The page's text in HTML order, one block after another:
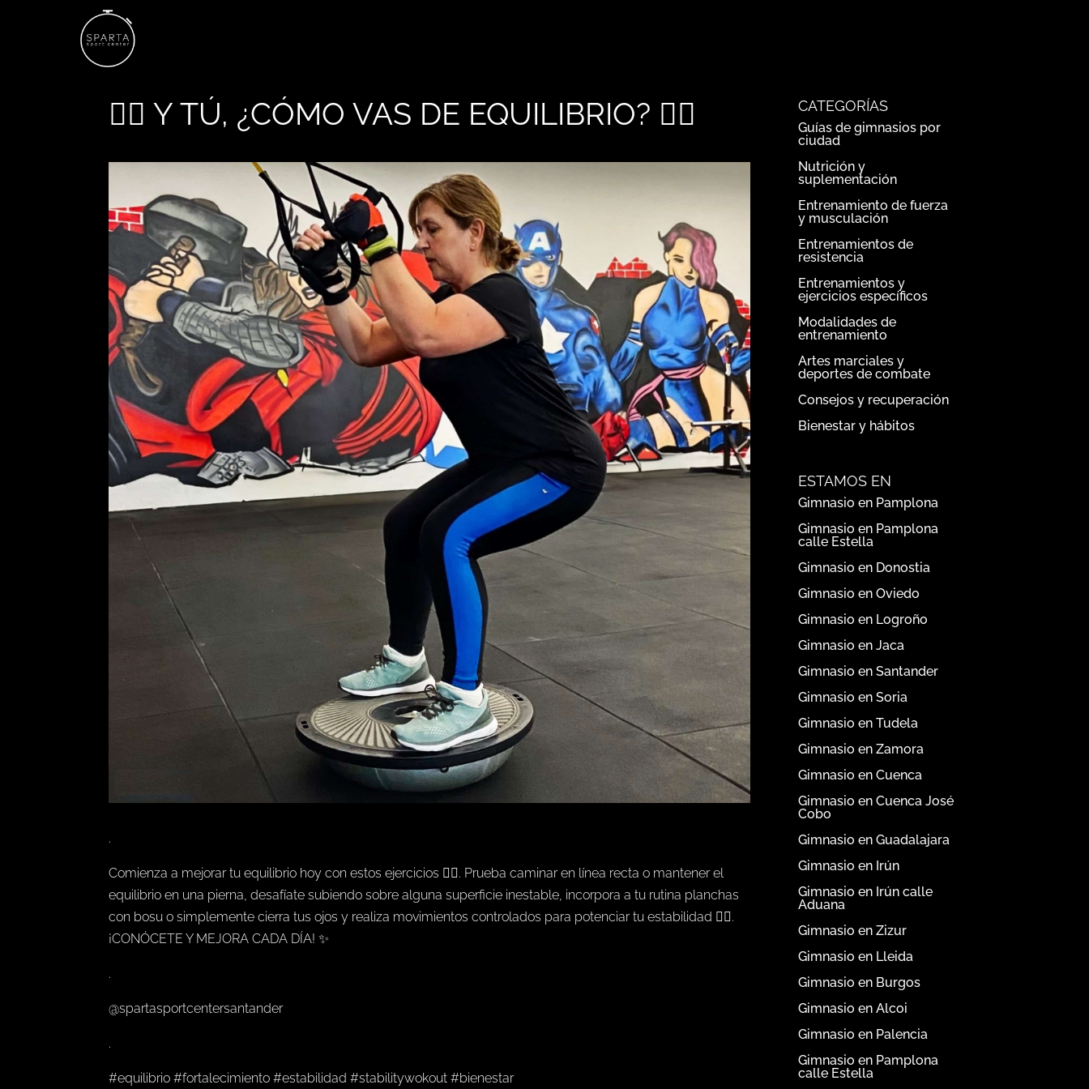
🤸‍♂️ Y TÚ, ¿CÓMO VAS DE EQUILIBRIO? 🤸‍♂️
.
Comienza a mejorar tu equilibrio hoy con estos ejercicios 🏋️‍♂️. Prueba caminar en línea recta o mantener el
equilibrio en una pierna, desafíate subiendo sobre alguna superficie inestable, incorpora a tu rutina planchas
con bosu o simplemente cierra tus ojos y realiza movimientos controlados para potenciar tu estabilidad 🧘‍♂️.
¡CONÓCETE Y MEJORA CADA DÍA! ✨
.
@spartasportcentersantander
.
#equilibrio #fortalecimiento #estabilidad #stabilitywokout #bienestar
CATEGORÍAS
Guías de gimnasios por
ciudad
Nutrición y
suplementación
Entrenamiento de fuerza
y musculación
Entrenamientos de
resistencia
Entrenamientos y
ejercicios específicos
Modalidades de
entrenamiento
Artes marciales y
deportes de combate
Consejos y recuperación
Bienestar y hábitos
ESTAMOS EN
Gimnasio en Pamplona
Gimnasio en Pamplona
calle Estella
Gimnasio en Donostia
Gimnasio en Oviedo
Gimnasio en Logroño
Gimnasio en Jaca
Gimnasio en Santander
Gimnasio en Soria
Gimnasio en Tudela
Gimnasio en Zamora
Gimnasio en Cuenca
Gimnasio en Cuenca José
Cobo
Gimnasio en Guadalajara
Gimnasio en Irún
Gimnasio en Irún calle
Aduana
Gimnasio en Zizur
Gimnasio en Lleida
Gimnasio en Burgos
Gimnasio en Alcoi
Gimnasio en Palencia
Gimnasio en Pamplona
calle Estella